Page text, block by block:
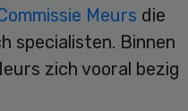
Meurs die
specialisten. Binnen
zich vooral bezig